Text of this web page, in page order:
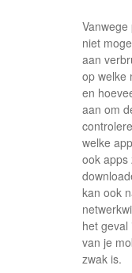
niet
aan
op welke
en
aan om
welke
ook apps
kan ook
het
van je
zwak is.